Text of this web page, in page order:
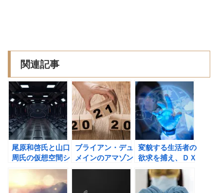
関連記事
尾原和啓氏と山口
周氏の仮想空間シ
フトの書評
ブライアン・デュ
メインのアマゾン
化する未来 ベゾ
埋め尽くすの書評
変貌する生活者の
欲求を捕え、ＤＸ
時代の事業を設計
する 生活者モー
ド戦略の書評